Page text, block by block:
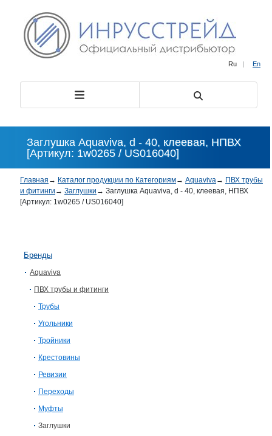
Ru | En
Заглушка Aquaviva, d - 40, клеевая, НПВХ
[Артикул: 1w0265 / US016040]
Главная → Каталог продукции по Категориям→ Aquaviva→ ПВХ трубы
и фитинги → Заглушки → Заглушка Aquaviva, d - 40, клеевая, НПВХ
[Артикул: 1w0265 / US016040]
Бренды
Aquaviva
ПВХ трубы и фитинги
Трубы
Угольники
Тройники
Крестовины
Ревизии
Переходы
Муфты
Заглушки